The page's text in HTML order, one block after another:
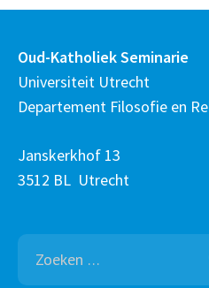
Oud-Katholiek Seminarie
Universiteit Utrecht
Departement Filosofie en
Janskerkhof 13
3512 BL Utrecht